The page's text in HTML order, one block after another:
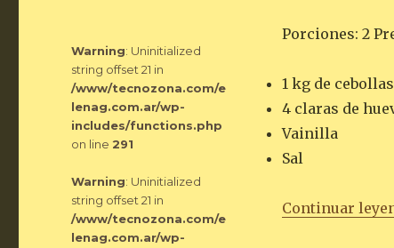
Porciones: 2
1 kg de cebollas
4 claras de
Vainilla
Sal
Continuar
Warning: Uninitialized
string offset 21 in
/www/tecnozona.com/e
lenag.com.ar/wp-
includes/functions.php
on line 291
Warning: Uninitialized
string offset 21 in
/www/tecnozona.com/e
lenag.com.ar/wp-